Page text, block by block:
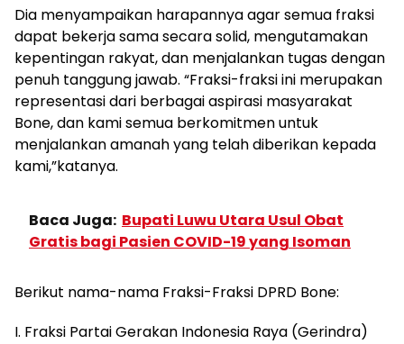
Dia menyampaikan harapannya agar semua fraksi
dapat bekerja sama secara solid, mengutamakan
kepentingan rakyat, dan menjalankan tugas dengan
penuh tanggung jawab. “Fraksi-fraksi ini merupakan
representasi dari berbagai aspirasi masyarakat
Bone, dan kami semua berkomitmen untuk
menjalankan amanah yang telah diberikan kepada
kami,”katanya.
Baca Juga: Bupati Luwu Utara Usul Obat
Gratis bagi Pasien COVID-19 yang Isoman
Berikut nama-nama Fraksi-Fraksi DPRD Bone:
I. Fraksi Partai Gerakan Indonesia Raya (Gerindra)